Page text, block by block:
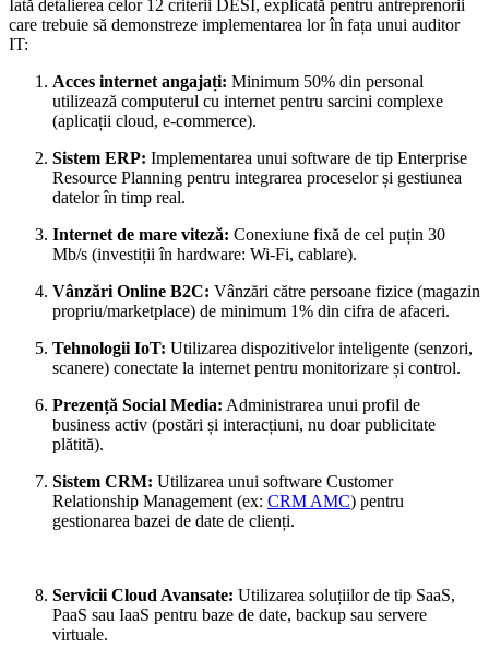
Iată detalierea celor 12 criterii DESI, explicată pentru antreprenorii
care trebuie să demonstreze implementarea lor în fața unui auditor
IT:
Acces internet angajați: Minimum 50% din personal
utilizează computerul cu internet pentru sarcini complexe
(aplicații cloud, e-commerce).
Sistem ERP: Implementarea unui software de tip Enterprise
Resource Planning pentru integrarea proceselor și gestiunea
datelor în timp real.
Internet de mare viteză: Conexiune fixă de cel puțin 30
Mb/s (investiții în hardware: Wi-Fi, cablare).
Vânzări Online B2C: Vânzări către persoane fizice (magazin
propriu/marketplace) de minimum 1% din cifra de afaceri.
Tehnologii IoT: Utilizarea dispozitivelor inteligente (senzori,
scanere) conectate la internet pentru monitorizare și control.
Prezență Social Media: Administrarea unui profil de
business activ (postări și interacțiuni, nu doar publicitate
plătită).
Sistem CRM: Utilizarea unui software Customer
Relationship Management (ex: CRM AMC) pentru
gestionarea bazei de date de clienți.
Servicii Cloud Avansate: Utilizarea soluțiilor de tip SaaS,
PaaS sau IaaS pentru baze de date, backup sau servere
virtuale.